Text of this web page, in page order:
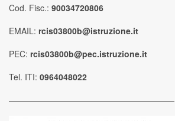
Cod. Fisc.: 90034720806
EMAIL: rcis03800b@istruzione.it
PEC: rcis03800b@pec.istruzione.it
Tel. ITI: 0964048022
————————————————————